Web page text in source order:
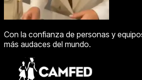
Con la confianza de personas y
más audaces del mundo.